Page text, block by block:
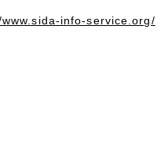
info-service.org/